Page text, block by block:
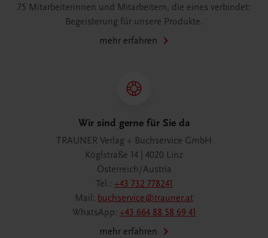
75 Mitarbeiterinnen und Mitarbeitern, die eines verbindet:
Begeisterung für unsere Produkte.
mehr erfahren
Wir sind gerne für Sie da
TRAUNER Verlag + Buchservice GmbH
Köglstraße 14 | 4020 Linz
Österreich/Austria
Tel.: +43 732 778241
Mail: buchservice@trauner.at
WhatsApp: +43 664 88 58 69 41
mehr erfahren